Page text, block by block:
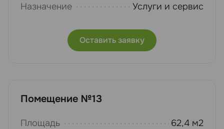
Назначение
Услуги и сервис
Оставить заявку
Помещение №13
Площадь
62,4 м2